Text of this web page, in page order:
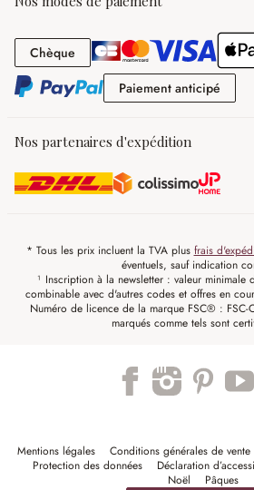
Chèque Chèque
Paiement anticipé
Nos partenaires d'expédition
* Tous les prix incluent la TVA plus frais
éventuels, sauf indication
¹ Inscription à la newsletter : valeur
combinable avec d'autres codes et offres en
Numéro de licence de la marque FSC® : FSC-
marqués comme tels sont
Mentions légales Conditions générales de vente
Protection des données
Déclaration
Noël
Pâques